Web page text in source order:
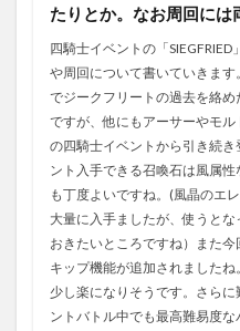
たりとか。なお周回には
四騎士イベントの「
や周回について書いていきます
でジークフリートの過去を絡
ですが、他にもアーサーやモ
の四騎士イベントから引き続
ント入手できる召喚石は風属
も丁度よいですね。(風晶のエ
大量に入手ましたが、使うと
おきたいところですね）また
キップ機能が追加されました
少し楽になりそうです。さら
ントバトル中でも最高難易度な